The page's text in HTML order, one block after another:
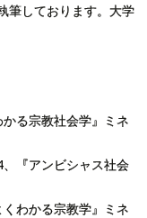
筆しております。大学
る宗教社会学』ミネ
『アンビシャス社会
わかる宗教学』ミネ